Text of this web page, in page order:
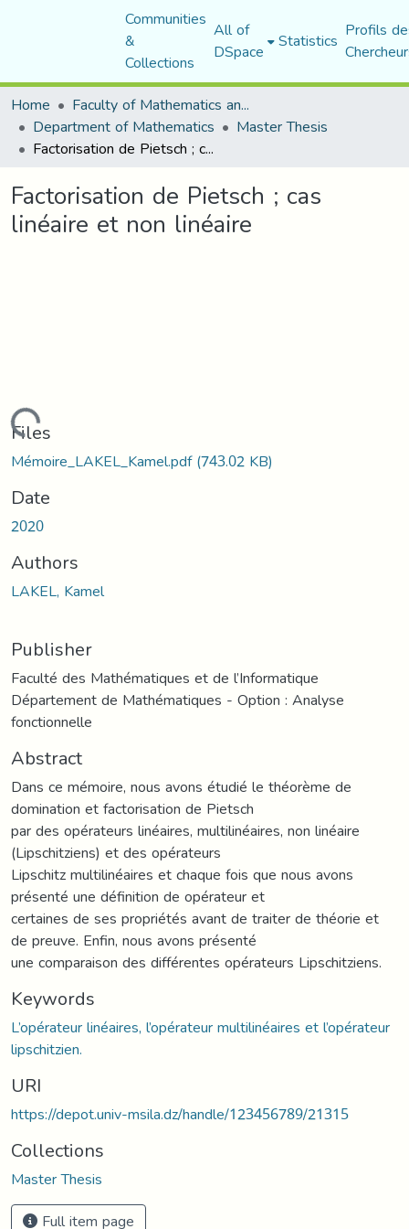
Communities
&
Collections
All of
DSpace Statistics Profils
Home
Faculty of Mathematics and Computer Science
Department of Mathematics Master Thesis
Factorisation de Pietsch ; cas linéaire et non linéaire
Factorisation de Pietsch ; cas
linéaire et non linéaire
Loading...
Files
Mémoire_LAKEL_Kamel.pdf(743.02 KB)
Date
2020
Authors
LAKEL, Kamel
Publisher
Faculté des Mathématiques et de l’Informatique
Département de Mathématiques - Option : Analyse
fonctionnelle
Abstract
Dans ce mémoire, nous avons étudié le théorème de
domination et factorisation de Pietsch
par des opérateurs linéaires, multilinéaires, non linéaire
(Lipschitziens) et des opérateurs
Lipschitz multilinéaires et chaque fois que nous avons
présenté une définition de opérateur et
certaines de ses propriétés avant de traiter de théorie et
de preuve. Enfin, nous avons présenté
une comparaison des différentes opérateurs Lipschitziens.
Keywords
L’opérateur linéaires, l’opérateur multilinéaires et l’opérateur
lipschitzien.
URI
https://depot.univ-msila.dz/handle/123456789/21315
Collections
Master Thesis
Full item page